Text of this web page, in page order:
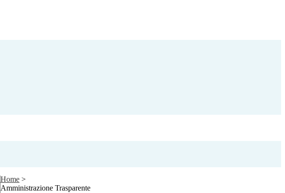
Home >
Amministrazione Trasparente